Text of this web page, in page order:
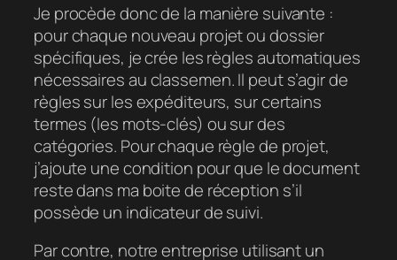
Je procède donc de la manière suivante :
pour chaque nouveau projet ou dossier
spécifiques, je crée les règles automatiques
nécessaires au classemen. Il peut s’agir de
règles sur les expéditeurs, sur certains
termes (les mots-clés) ou sur des
catégories. Pour chaque règle de projet,
j’ajoute une condition pour que le document
reste dans ma boite de réception s’il
possède un indicateur de suivi.
Par contre, notre entreprise utilisant un